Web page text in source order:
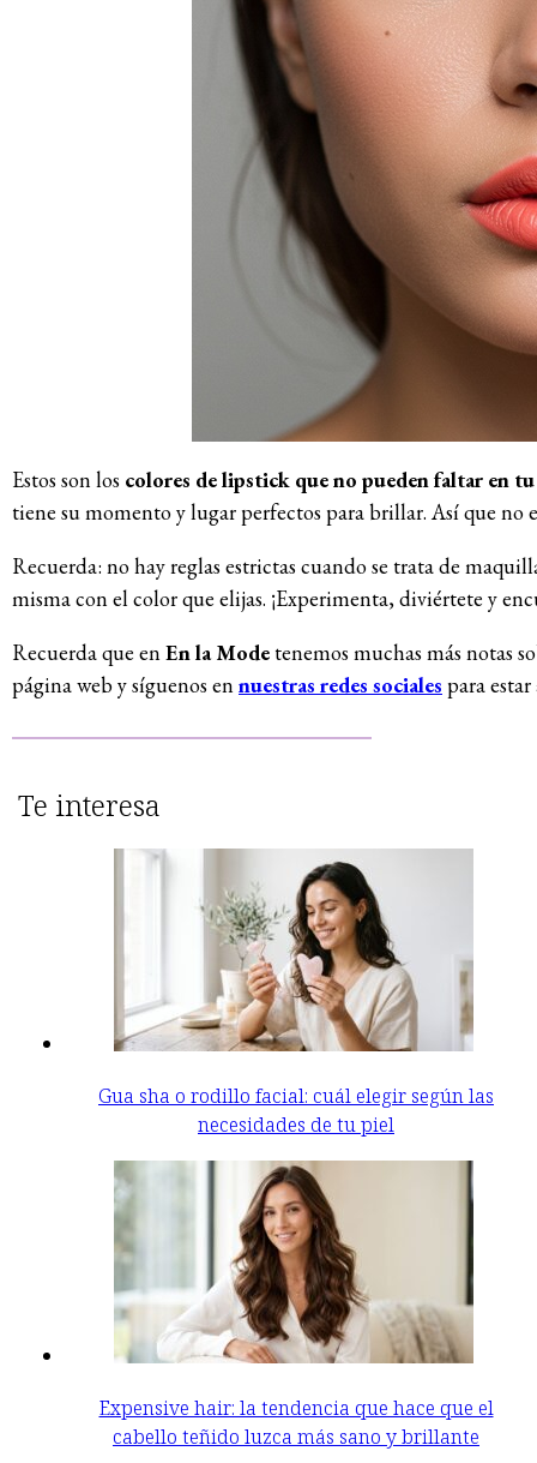
Estos son los colores de lipstick que no pueden faltar en tu
tiene su momento y lugar perfectos para brillar. Así que no
Recuerda: no hay reglas estrictas cuando se trata de
misma con el color que elijas. ¡Experimenta, diviértete y
Recuerda que enEn la Modetenemos muchas más notas
página web y síguenos ennuestras redes sociales para
Te interesa
Gua sha o rodillo facial: cuál elegir según las
necesidades de tu piel
Expensive hair: la tendencia que hace que el
cabello teñido luzca más sano y brillante